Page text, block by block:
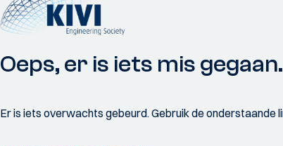
Oeps, er is iets mis gegaan.
Er is iets overwachts gebeurd. Gebruik de onderstaande